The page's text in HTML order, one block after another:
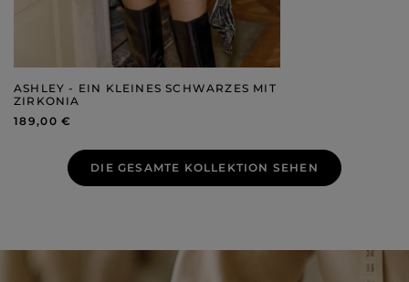
ASHLEY - EIN KLEINES SCHWARZES MIT
ZIRKONIA
189,00 €
DIE GESAMTE KOLLEKTION SEHEN